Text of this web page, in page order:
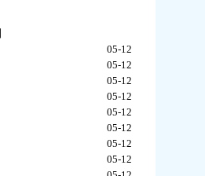
05-12
05-12
05-12
05-12
05-12
05-12
05-12
05-12